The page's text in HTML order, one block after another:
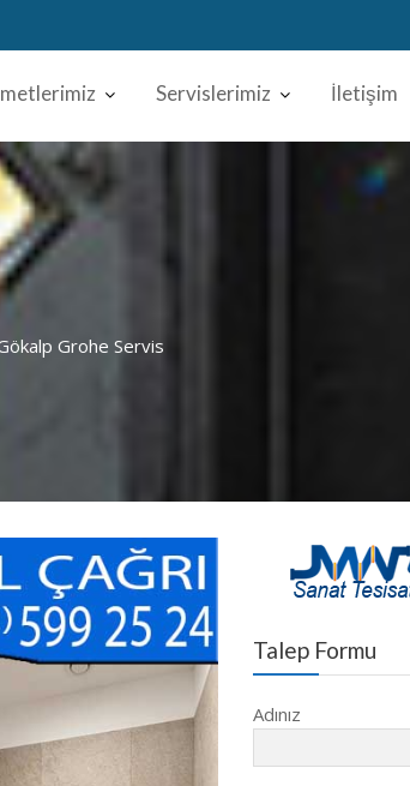
Servislerimiz İletişim
Grohe Servis
Talep Formu
Adınız